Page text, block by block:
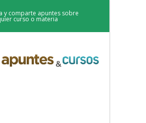
y comparte apuntes sobre
curso o materia